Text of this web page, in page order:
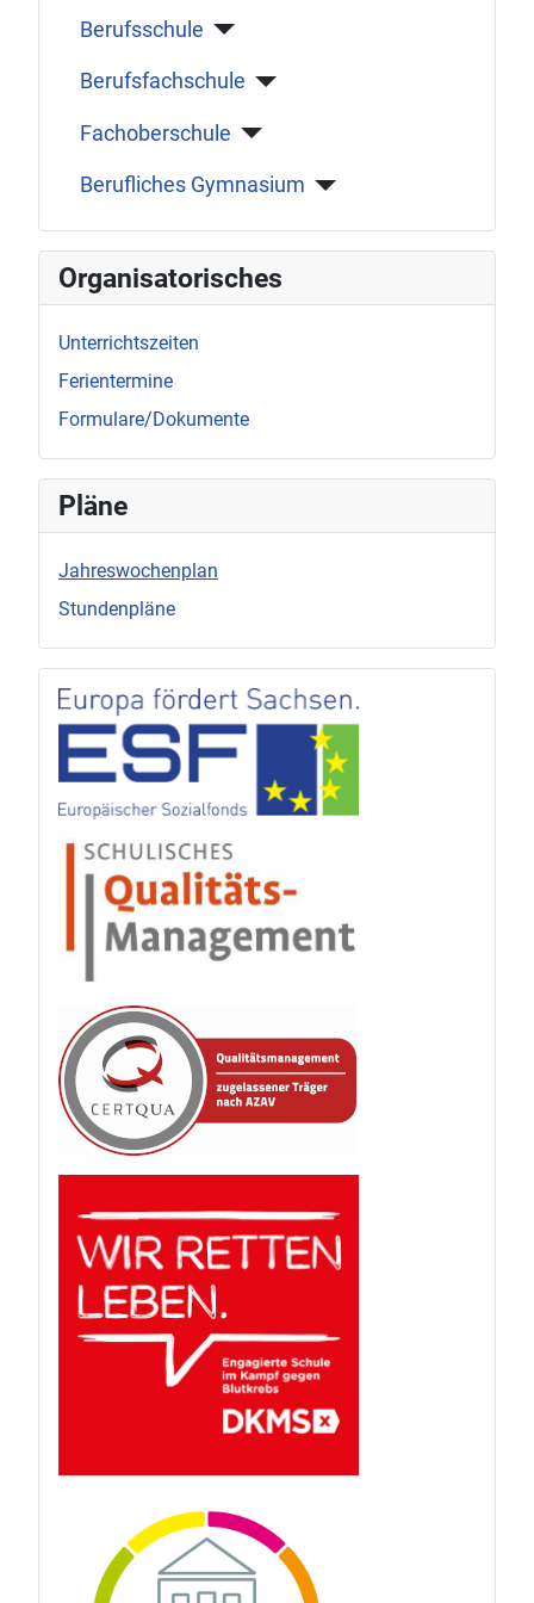
Berufsschule
Berufsfachschule
Fachoberschule
Berufliches Gymnasium
Organisatorisches
Unterrichtszeiten
Ferientermine
Formulare/Dokumente
Pläne
Jahreswochenplan
Stundenpläne